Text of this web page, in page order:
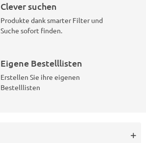
Clever suchen
Produkte dank smarter Filter und
Suche sofort finden.
Eigene Bestelllisten
Erstellen Sie ihre eigenen
Bestelllisten